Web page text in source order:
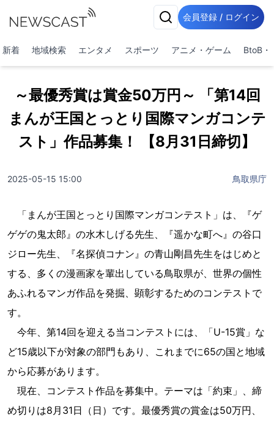
会員登録 / ログイン
新着 地域検索 エンタメ スポーツ アニメ・ゲーム BtoB・
～最優秀賞は賞金50万円～ 「第14回
まんが王国とっとり国際マンガコンテ
スト」作品募集！ 【8月31日締切】
2025-05-15 15:00 鳥取県庁
「まんが王国とっとり国際マンガコンテスト」は、『ゲ
ゲゲの鬼太郎』の水木しげる先生、『遥かな町へ』の谷口
ジロー先生、『名探偵コナン』の青山剛昌先生をはじめと
する、多くの漫画家を輩出している鳥取県が、世界の個性
あふれるマンガ作品を発掘、顕彰するためのコンテストで
す。
今年、第14回を迎える当コンテストには、「U-15賞」な
ど15歳以下が対象の部門もあり、これまでに65の国と地域
から応募があります。
現在、コンテスト作品を募集中。テーマは「約束」、締
め切りは8月31日（日）です。最優秀賞の賞金は50万円、